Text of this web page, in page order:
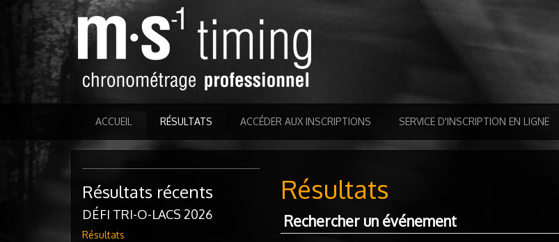
ACCUEIL RÉSULTATS ACCÉDER AUX INSCRIPTIONS SERVICE D'INSCRIPTION EN LIGNE
Résultats récents
DÉFI TRI-O-LACS 2026
Résultats
Résultats
Rechercher un événement